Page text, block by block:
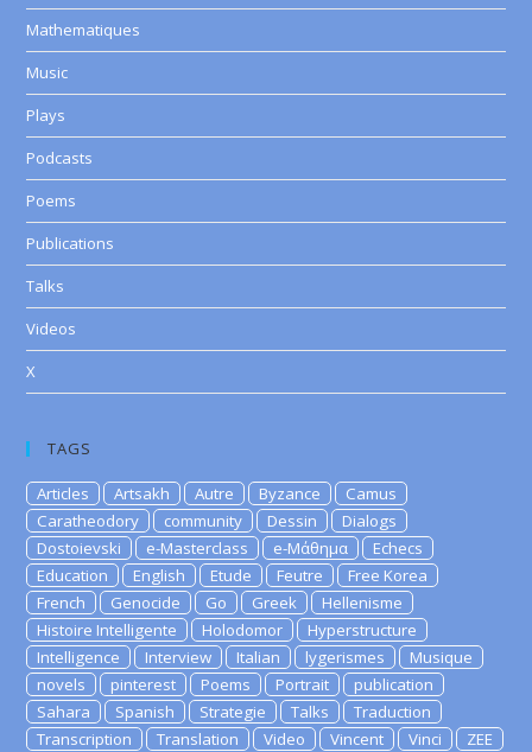
Mathematiques
Music
Plays
Podcasts
Poems
Publications
Talks
Videos
X
TAGS
Articles Artsakh Autre Byzance
Camus
Caratheodory
community Dessin
Dialogs
Dostoievski
e-Masterclass e-Μάθημα
Echecs
Education
English Etude Feutre
Free Korea
French
Genocide Go Greek
Hellenisme
Histoire Intelligente
Holodomor
Hyperstructure
Intelligence
Interview Italian lygerismes
Musique
novels
pinterest Poems Portrait
publication
Sahara
Spanish Strategie Talks
Traduction
Transcription
Translation Video Vincent Vinci
ZEE